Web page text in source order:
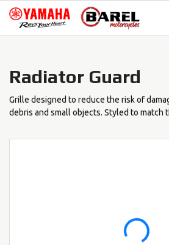
Skip
navigation
Skip
content
Radiator Guard
Grille designed to reduce the risk of
debris and small objects. Styled to match